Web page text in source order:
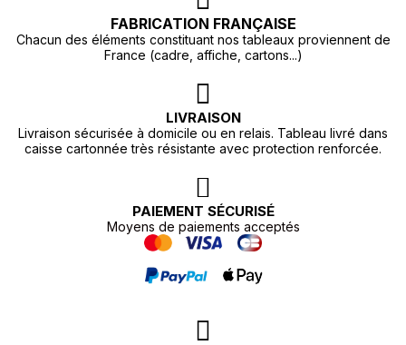
FABRICATION FRANÇAISE
Chacun des éléments constituant nos tableaux proviennent de
France (cadre, affiche, cartons...)
LIVRAISON
Livraison sécurisée à domicile ou en relais. Tableau livré dans
caisse cartonnée très résistante avec protection renforcée.
PAIEMENT SÉCURISÉ
Moyens de paiements acceptés